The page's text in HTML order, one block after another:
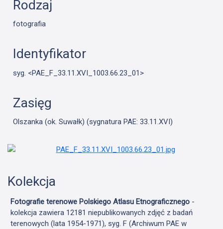
Rodzaj
fotografia
Identyfikator
syg. <PAE_F_33.11.XVI_1003.66.23_01>
Zasięg
Olszanka (ok. Suwałk) (sygnatura PAE: 33.11.XVI)
Kolekcja
Fotografie terenowe Polskiego Atlasu Etnograficznego -
kolekcja zawiera 12181 niepublikowanych zdjęć z badań
terenowych (lata 1954-1971), syg. F (Archiwum PAE w